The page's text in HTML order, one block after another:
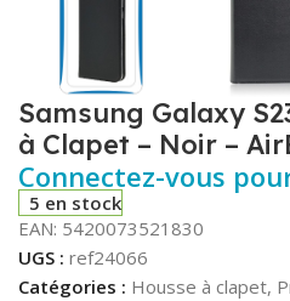
Samsung Galaxy
à Clapet – Noir –
Connectez-vous
5 en stock
EAN: 5420073521830
UGS : ref24066
Catégories : Housse à clapet,